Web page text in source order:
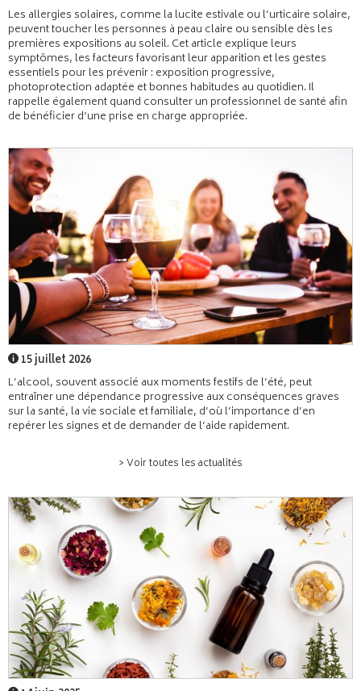
Les allergies solaires, comme la lucite estivale ou l’urticaire solaire,
peuvent toucher les personnes à peau claire ou sensible dès les
premières expositions au soleil. Cet article explique leurs
symptômes, les facteurs favorisant leur apparition et les gestes
essentiels pour les prévenir : exposition progressive,
photoprotection adaptée et bonnes habitudes au quotidien. Il
rappelle également quand consulter un professionnel de santé afin
de bénéficier d’une prise en charge appropriée.
15 juillet 2026
L’alcool, souvent associé aux moments festifs de l’été, peut
entraîner une dépendance progressive aux conséquences graves
sur la santé, la vie sociale et familiale, d’où l’importance d’en
repérer les signes et de demander de l’aide rapidement.
> Voir toutes les actualités